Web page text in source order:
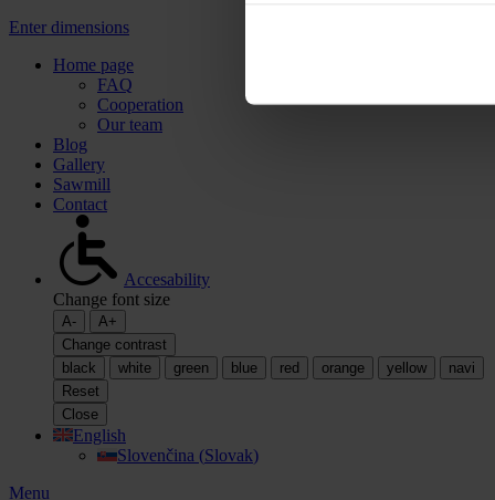
Enter dimensions
Home page
FAQ
Cooperation
Our team
Blog
Gallery
Sawmill
Contact
Accesability
Change font size
A-
A+
Change contrast
black
white green blue red orange yellow
navi
Reset
Close
English
Slovenčina (Slovak)
Menu